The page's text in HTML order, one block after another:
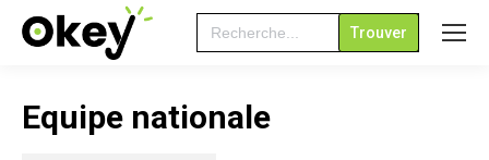
Search
for:
Equipe nationale